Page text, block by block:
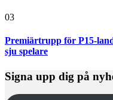
03
Premiärtrupp för P15-
sju spelare
Signa upp dig på